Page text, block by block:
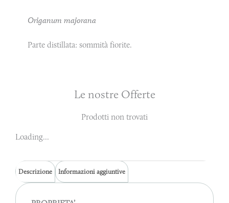
Origanum majorana
Parte distillata: sommità fiorite.
Le nostre Offerte
Prodotti non trovati
Loading...
Descrizione Informazioni aggiuntive